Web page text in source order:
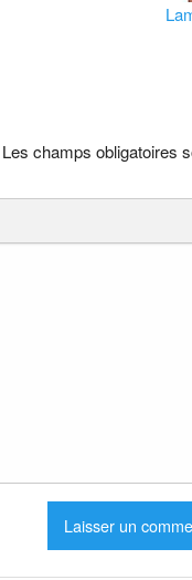
Les champs obligatoires